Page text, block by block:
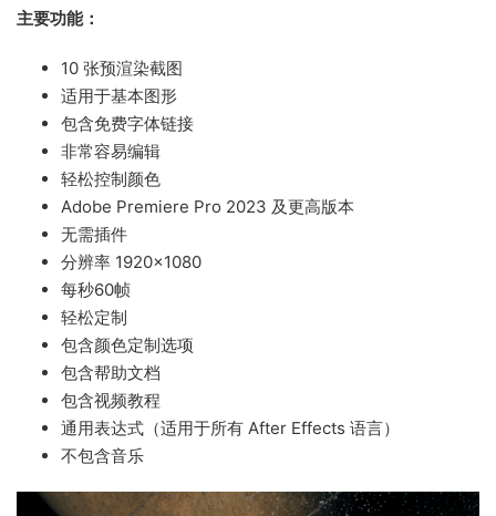
主要功能：
10 张预渲染截图
适用于基本图形
包含免费字体链接
非常容易编辑
轻松控制颜色
Adobe Premiere Pro 2023 及更高版本
无需插件
分辨率 1920×1080
每秒60帧
轻松定制
包含颜色定制选项
包含帮助文档
包含视频教程
通用表达式（适用于所有 After Effects 语言）
不包含音乐